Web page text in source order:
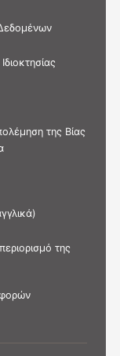
της Βίας
της